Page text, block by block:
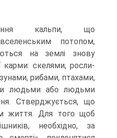
кальпи, що
потопом,
на землі знову
карми: скелями, росли­
рибами, птахами,
людьми або людьми
Стверджується, що
життя. Для того щоб
необхідно, за